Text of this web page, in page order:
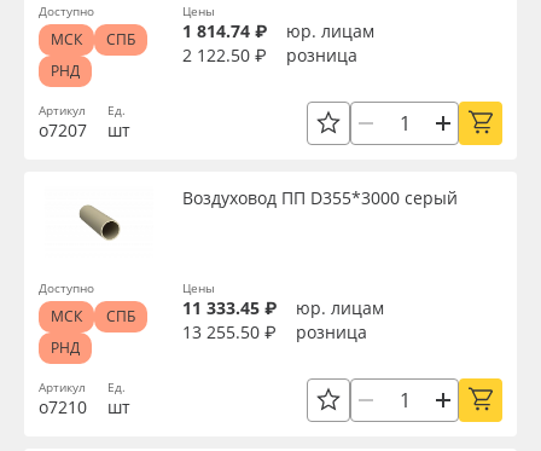
Заготовки для сувениров
Артикул
о7207
Ед.
шт
Цены
1 814.74 ₽
юр. лицам
2 122.50 ₽
розница
Доступно
МСК
СПБ
РНД
Артикул
о7210
Воздуховод ПП D355*3000 серый
Ед.
шт
Цены
11 333.45 ₽
юр. лицам
13 255.50 ₽
розница
Доступно
МСК
СПБ
РНД